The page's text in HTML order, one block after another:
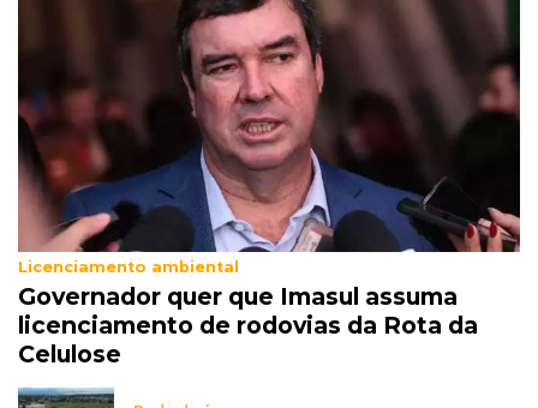
Licenciamento ambiental
Governador quer que Imasul assuma
licenciamento de rodovias da Rota da
Celulose